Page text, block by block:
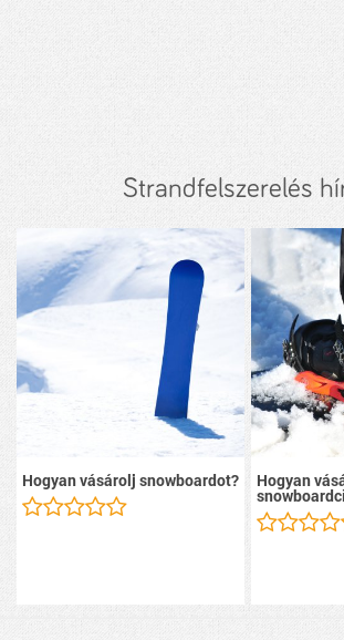
Strandfelszerelés
Hogyan vásárolj snowboardot? Hogyan